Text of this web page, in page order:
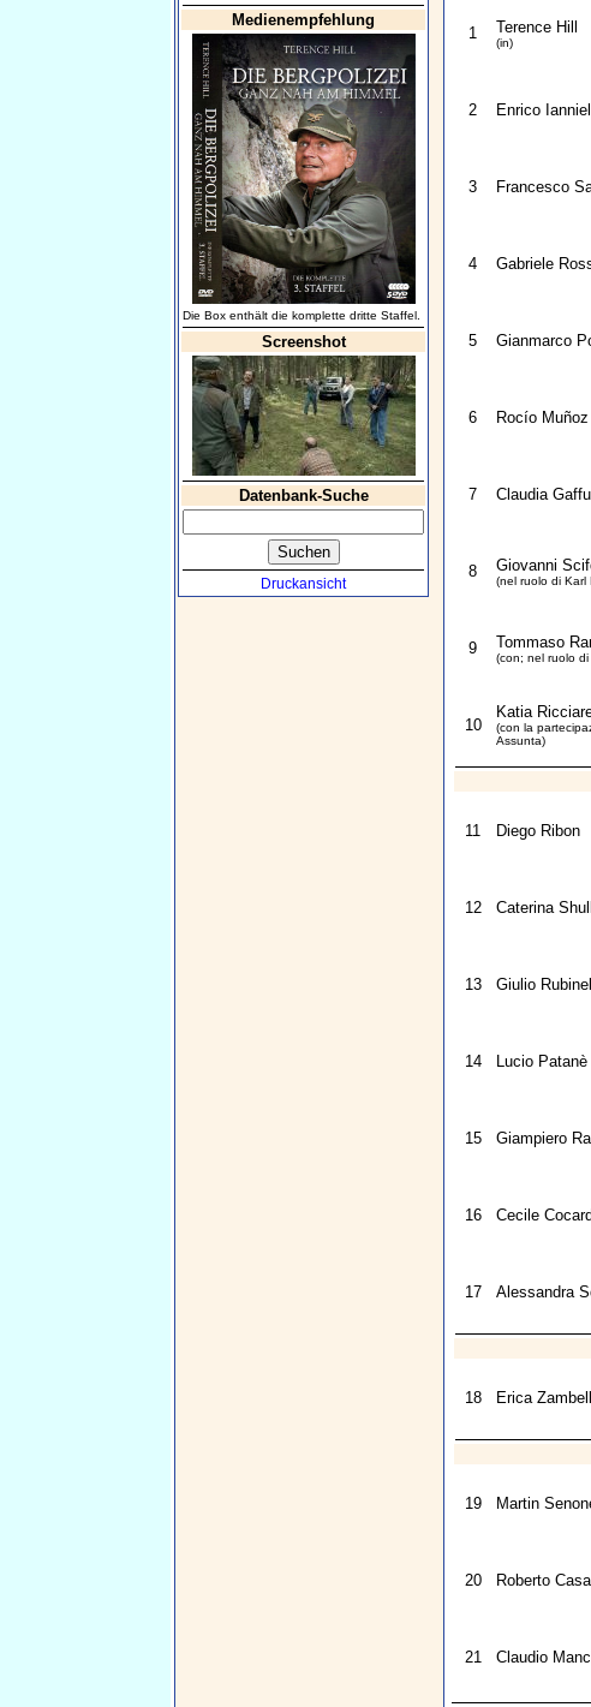
Medienempfehlung
Die Box enthält die komplette dritte Staffel.
Screenshot
Datenbank-Suche
Druckansicht
1 Terence Hill
(in)
2 Enrico
3 Francesco
4 Gabriele
5 Gianmarco
6 Rocío
7 Claudia
8 Giovanni
(nel ruolo di Karl
9 Tommaso
(con; nel ruolo di
10
Katia
(con la
Assunta)
11 Diego Ribon
12 Caterina
13 Giulio
14 Lucio Patanè
15 Giampiero
16 Cecile Cocard
17 Alessandra
18 Erica
19 Martin
20 Roberto
21 Claudio